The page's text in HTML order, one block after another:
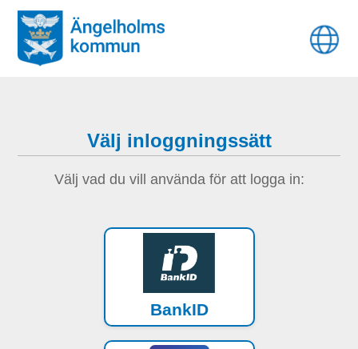
Välj inloggningssätt
Välj vad du vill använda för att logga in:
BankID